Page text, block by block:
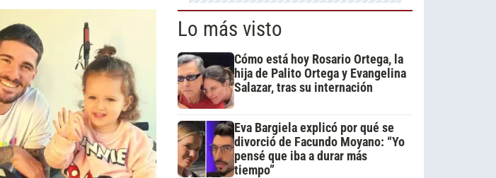
Lo más visto
Cómo está hoy Rosario Ortega, la
hija de Palito Ortega y Evangelina
Salazar, tras su internación
Eva Bargiela explicó por qué se
divorció de Facundo Moyano: “Yo
pensé que iba a durar más
tiempo”